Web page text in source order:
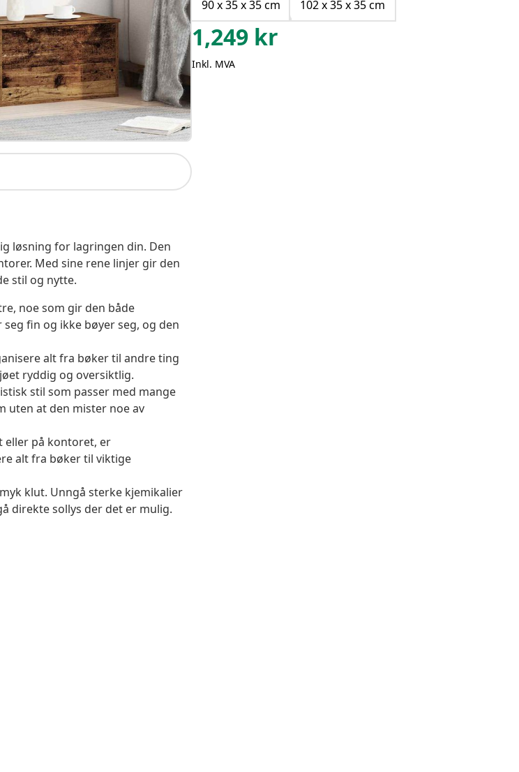
løsning for lagringen din. Den
Med sine rene linjer gir den
stil og nytte.
noe som gir den både
fin og ikke bøyer seg, og den
alt fra bøker til andre ting
ryddig og oversiktlig.
stil som passer med mange
uten at den mister noe av
eller på kontoret, er
alt fra bøker til viktige
klut. Unngå sterke kjemikalier
direkte sollys der det er mulig.
90 x 35 x 35 cm 102 x 35 x 35 cm
1,249 kr
Inkl. MVA